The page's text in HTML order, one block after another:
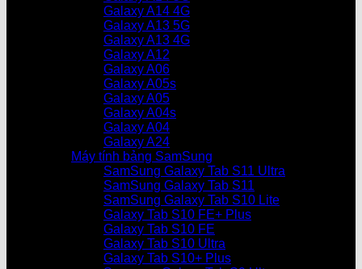
Galaxy A14 4G
Galaxy A13 5G
Galaxy A13 4G
Galaxy A12
Galaxy A06
Galaxy A05s
Galaxy A05
Galaxy A04s
Galaxy A04
Galaxy A24
Máy tính bảng SamSung
SamSung Galaxy Tab S11 Ultra
SamSung Galaxy Tab S11
SamSung Galaxy Tab S10 Lite
Galaxy Tab S10 FE+ Plus
Galaxy Tab S10 FE
Galaxy Tab S10 Ultra
Galaxy Tab S10+ Plus